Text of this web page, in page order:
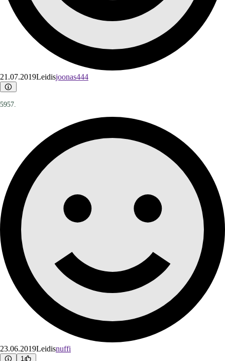
21.07.2019Leidisjoonas444
5957.
23.06.2019Leidisnuffi
1